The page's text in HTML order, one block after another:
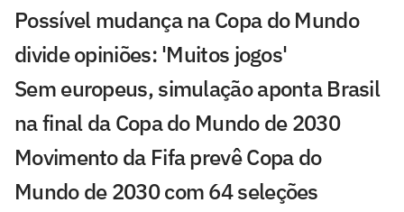
Possível mudança na Copa do Mundo
divide opiniões: 'Muitos jogos'
Sem europeus, simulação aponta Brasil
na final da Copa do Mundo de 2030
Movimento da Fifa prevê Copa do
Mundo de 2030 com 64 seleções